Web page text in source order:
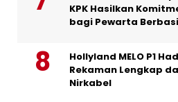
KPK Hasilkan
bagi Pewarta
Hollyland MELO P1
Rekaman Lengkap
Nirkabel